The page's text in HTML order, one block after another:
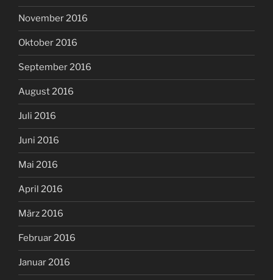
November 2016
Oktober 2016
September 2016
August 2016
Juli 2016
Juni 2016
Mai 2016
April 2016
März 2016
Februar 2016
Januar 2016